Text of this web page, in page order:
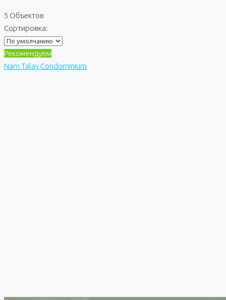
5 Объектов
Сортировка:
Рекомендуем
Nam Talay Condominium